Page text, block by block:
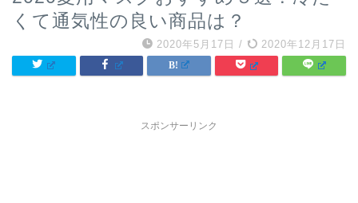
くて通気性の良い商品は？
2020年5月17日 / 2020年12月17日
スポンサーリンク